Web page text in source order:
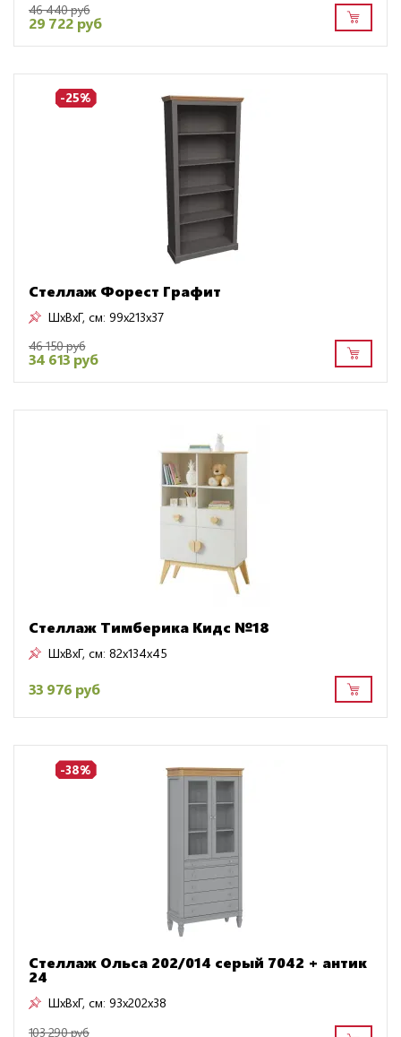
46 440 руб
29 722 руб
-25%
Стеллаж Форест Графит
ШxВxГ, см: 99x213x37
46 150 руб
34 613 руб
Стеллаж Тимберика Кидс №18
ШxВxГ, см: 82x134x45
33 976 руб
-38%
Стеллаж Ольса 202/014 серый 7042 + антик
24
ШxВxГ, см: 93x202x38
103 290 руб